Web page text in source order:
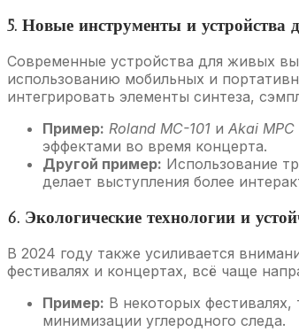
5. Новые инструменты и
Современные устройства для живых
использованию мобильных и
интегрировать элементы синтеза,
Пример: Roland MC-101 и Akai MPC
эффектами во время концерта.
Другой пример: Использование
делает выступления более
6. Экологические технологии и
В 2024 году также усиливается
фестивалях и концертах, всё чаще
Пример: В некоторых фестивалях,
минимизации углеродного следа.